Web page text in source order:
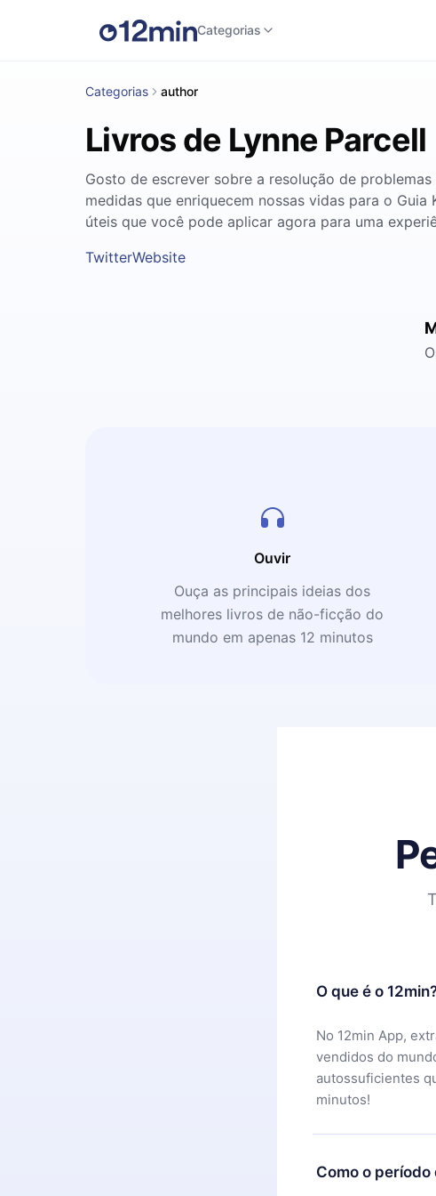
Categorias
Categorias author
Livros de Lynne Parcell
Gosto de escrever sobre a resolução de
medidas que enriquecem nossas vidas para o
úteis que você pode aplicar agora para uma
TwitterWebsite
Ouvir
Ouça as principais ideias dos
melhores livros de não-ficção do
mundo em apenas 12 minutos
O que é o
No 12min App,
vendidos do
autossuficientes
minutos!
Como o